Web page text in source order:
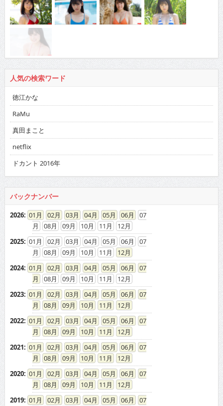
人気の検索ワード
徳江かな
RaMu
真田まこと
netflix
ドカント 2016年
バックナンバー
2026: 01 02 03 04 05 06
07
08
09 10 11
12
2025: 01 02 03 04 05 06
07
08
09 10 11
12
2024: 01 02 03 04 05 06
07
08
09 10 11
12
2023: 01 02 03 04 05 06
07
08
09 10 11
12
2022: 01 02 03 04 05 06
07
08
09 10 11
12
2021: 01 02 03 04 05 06
07
08
09 10 11
12
2020: 01 02 03 04 05 06
07
08
09 10 11
12
2019: 01 02 03 04 05 06
07